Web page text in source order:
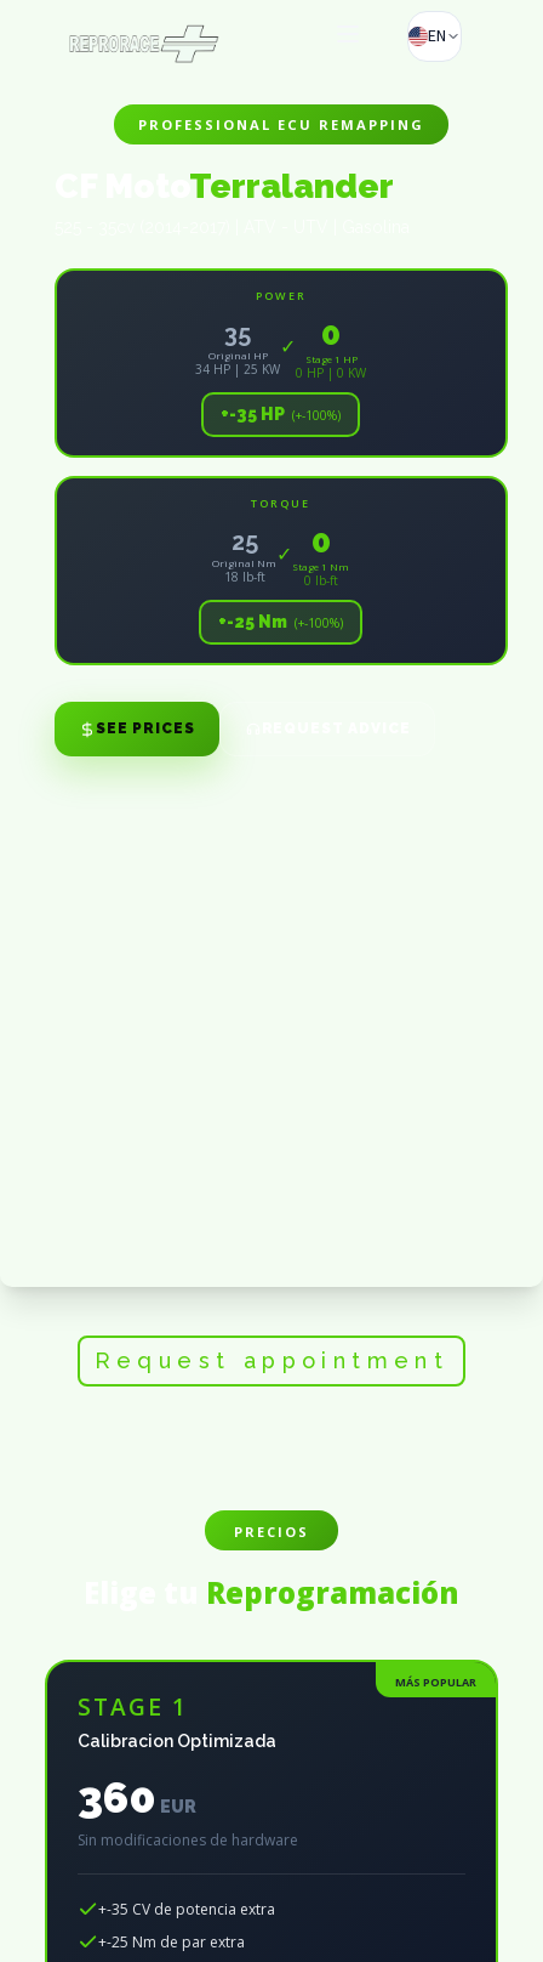
EN
PROFESSIONAL ECU REMAPPING
Terralander
POWER
35
Original HP
34 HP | 25 KW
✓ 0
Stage 1 HP
0 HP | 0 KW
+-35 HP (+-100%)
TORQUE
25
Original Nm
18 lb-ft
✓ 0
Stage 1 Nm
0 lb-ft
+-25 Nm (+-100%)
SEE PRICES
Request appointment
PRECIOS
Reprogramación
MÁS POPULAR
STAGE 1
Calibracion Optimizada
360 EUR
Sin modificaciones de hardware
+-35 CV de potencia extra
+-25 Nm de par extra